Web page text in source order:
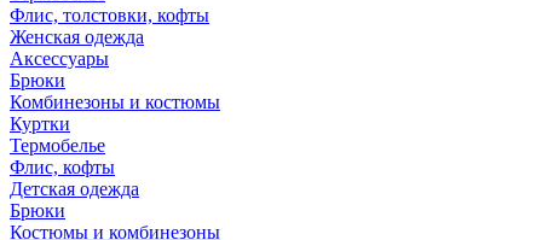
Флис, толстовки, кофты
Женская одежда
Аксессуары
Брюки
Комбинезоны и костюмы
Куртки
Термобелье
Флис, кофты
Детская одежда
Брюки
Костюмы и комбинезоны